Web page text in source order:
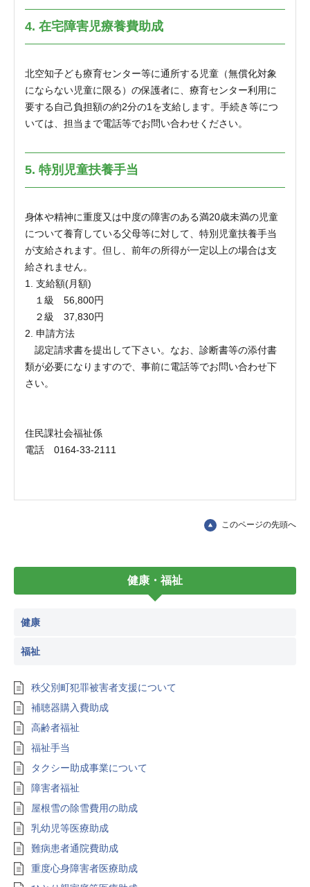
4. 在宅障害児療養費助成
北空知子ども療育センター等に通所する児童（無償化対象
にならない児童に限る）の保護者に、療育センター利用に
要する自己負担額の約2分の1を支給します。手続き等につ
いては、担当まで電話等でお問い合わせください。
5. 特別児童扶養手当
身体や精神に重度又は中度の障害のある満20歳未満の児童
について養育している父母等に対して、特別児童扶養手当
が支給されます。但し、前年の所得が一定以上の場合は支
給されません。
1. 支給額(月額)
１級 56,800円
２級 37,830円
2. 申請方法
認定請求書を提出して下さい。なお、診断書等の添付書
類が必要になりますので、事前に電話等でお問い合わせ下
さい。
住民課社会福祉係
電話 0164-33-2111
このページの先頭へ
健康・福祉
健康
福祉
秩父別町犯罪被害者支援について
補聴器購入費助成
高齢者福祉
福祉手当
タクシー助成事業について
障害者福祉
屋根雪の除雪費用の助成
乳幼児等医療助成
難病患者通院費助成
重度心身障害者医療助成